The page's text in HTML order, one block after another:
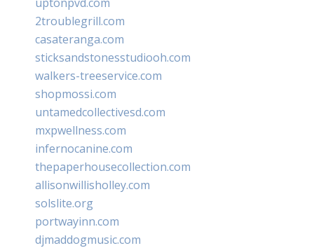
2troublegrill.com
casateranga.com
sticksandstonesstudiooh.com
walkers-treeservice.com
shopmossi.com
untamedcollectivesd.com
mxpwellness.com
infernocanine.com
thepaperhousecollection.com
allisonwillisholley.com
solslite.org
portwayinn.com
djmaddogmusic.com